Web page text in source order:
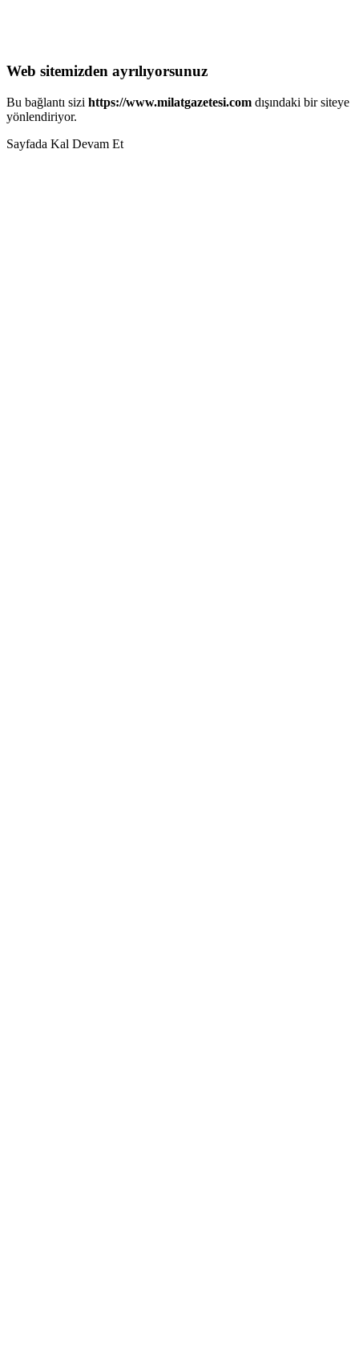
Web sitemizden ayrılıyorsunuz
Bu bağlantı sizi https://www.milatgazetesi.com dışındaki bir siteye
yönlendiriyor.
Sayfada Kal Devam Et